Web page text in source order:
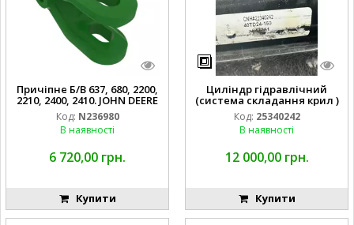
Причіпне Б/В 637, 680, 2200,
2210, 2400, 2410. JOHN DEERE
Код: N236980
В наявності
6 720,00 грн.
Купити
Циліндр гідравлічний
(система складання крил )
Код: 25340242
В наявності
12 000,00 грн.
Купити